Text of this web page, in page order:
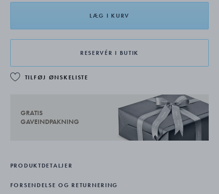
LÆG I KURV
RESERVÉR I BUTIK
TILFØJ ØNSKELISTE
GRATIS
GAVEINDPAKNING
PRODUKTDETALJER
FORSENDELSE OG RETURNERING